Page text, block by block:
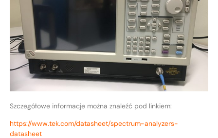
Szczegółowe informacje można znaleźć pod linkiem:
https://www.tek.com/datasheet/spectrum-analyzers-
datasheet